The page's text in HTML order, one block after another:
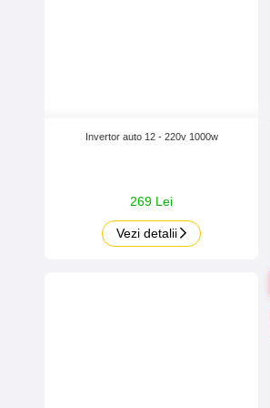
Invertor auto 12 - 220v 1000w
269 Lei
Vezi detalii